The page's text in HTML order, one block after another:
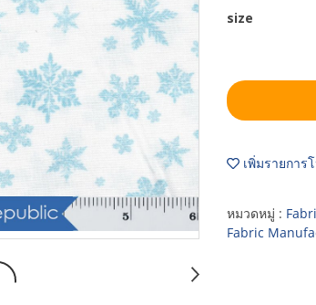
size
เพิ่มรายการ
หมวดหมู่ :
Fabric